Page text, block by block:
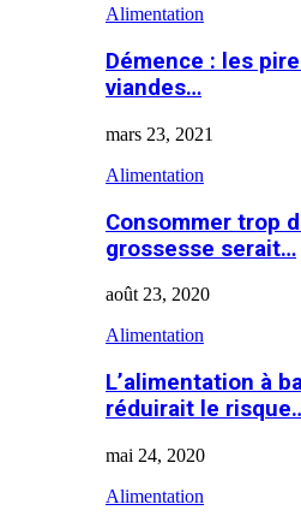
Alimentation
Démence : les
viandes…
mars 23, 2021
Alimentation
Consommer trop
grossesse serait…
août 23, 2020
Alimentation
L’alimentation à
réduirait le
mai 24, 2020
Alimentation